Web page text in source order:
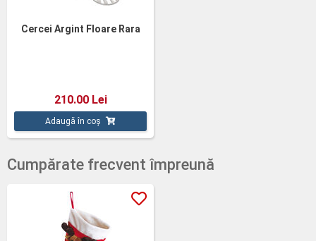
Cercei Argint Floare Rara
210.00 Lei
Adaugă în coș
Cumpărate frecvent împreună